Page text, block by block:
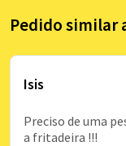
Pedido similar
Isis
Preciso de uma
a fritadeira !!!